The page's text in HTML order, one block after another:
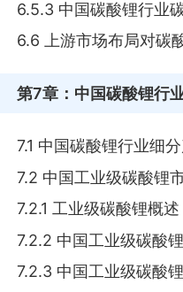
6.5.3 中国碳酸锂行业
6.6 上游市场布局对碳
第7章 ：中国碳酸锂行
7.1 中国碳酸锂行业细
7.2 中国工业级碳酸锂
7.2.1 工业级碳酸锂概述
7.2.2 中国工业级碳酸
7.2.3 中国工业级碳酸